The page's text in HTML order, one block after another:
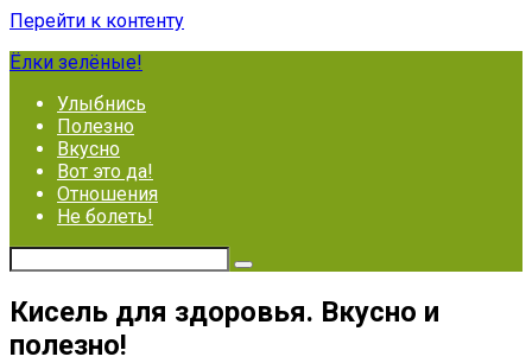
Перейти к контенту
Ёлки зелёные!
Улыбнись
Полезно
Вкусно
Вот это да!
Отношения
Не болеть!
Кисель для здоровья. Вкусно и
полезно!